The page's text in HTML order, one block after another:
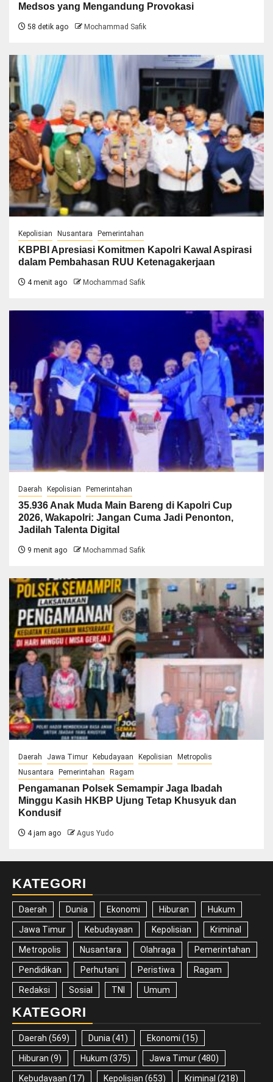
Medsos yang Mengandung Provokasi
58 detik ago Mochammad Safik
Kepolisian Nusantara Pemerintahan
KBPBI Apresiasi Komitmen Kapolri Kawal Aspirasi
dalam Pembahasan RUU Ketenagakerjaan
4 menit ago Mochammad Safik
Daerah Kepolisian Pemerintahan
35.936 Anak Muda Main Bareng di Kapolri Cup
2026, Wakapolri: Jangan Cuma Jadi Penonton,
Jadilah Talenta Digital
9 menit ago Mochammad Safik
Daerah Jawa Timur Kebudayaan Kepolisian
Metropolis
Nusantara
Pemerintahan Ragam
Pengamanan Polsek Semampir Jaga Ibadah
Minggu Kasih HKBP Ujung Tetap Khusyuk dan
Kondusif
4 jam ago Agus Yudo
KATEGORI
Daerah Dunia Ekonomi Hiburan Hukum
Jawa Timur Kebudayaan Kepolisian Kriminal
Metropolis Nusantara Olahraga Pemerintahan
Pendidikan Perhutani Peristiwa Ragam
Redaksi Sosial TNI Umum
KATEGORI
Daerah (569) Dunia (41) Ekonomi (15)
Hiburan (9) Hukum (375) Jawa Timur(480)
Kebudayaan (17) Kepolisian (653) Kriminal (218)